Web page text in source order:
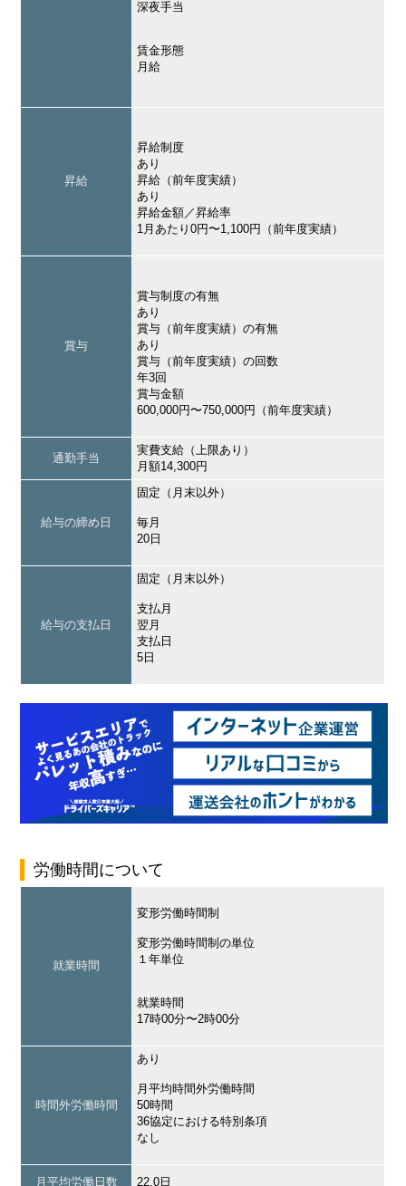
深夜手当
賃金形態
月給
昇給
昇給制度
あり
昇給（前年度実績）
あり
昇給金額／昇給率
1月あたり0円〜1,100円（前年度実績）
賞与
賞与制度の有無
あり
賞与（前年度実績）の有無
あり
賞与（前年度実績）の回数
年3回
賞与金額
600,000円〜750,000円（前年度実績）
通勤手当
実費支給（上限あり）
月額14,300円
給与の締め日
固定（月末以外）
毎月
20日
給与の支払日
固定（月末以外）
支払月
翌月
支払日
5日
労働時間について
就業時間
変形労働時間制
変形労働時間制の単位
１年単位
就業時間
17時00分〜2時00分
時間外労働時間
あり
月平均時間外労働時間
50時間
36協定における特別条項
なし
月平均労働日数 22.0日